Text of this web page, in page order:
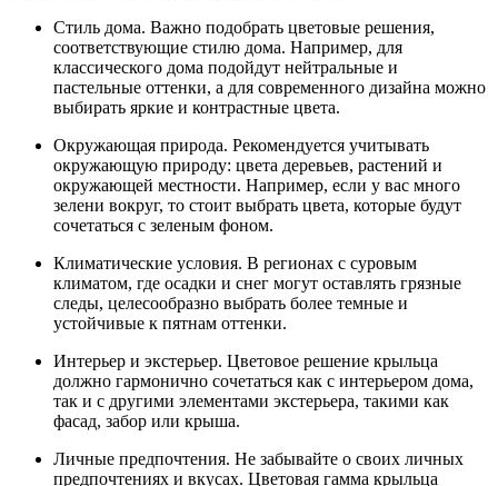
Стиль дома. Важно подобрать цветовые решения,
соответствующие стилю дома. Например, для
классического дома подойдут нейтральные и
пастельные оттенки, а для современного дизайна можно
выбирать яркие и контрастные цвета.
Окружающая природа. Рекомендуется учитывать
окружающую природу: цвета деревьев, растений и
окружающей местности. Например, если у вас много
зелени вокруг, то стоит выбрать цвета, которые будут
сочетаться с зеленым фоном.
Климатические условия. В регионах с суровым
климатом, где осадки и снег могут оставлять грязные
следы, целесообразно выбрать более темные и
устойчивые к пятнам оттенки.
Интерьер и экстерьер. Цветовое решение крыльца
должно гармонично сочетаться как с интерьером дома,
так и с другими элементами экстерьера, такими как
фасад, забор или крыша.
Личные предпочтения. Не забывайте о своих личных
предпочтениях и вкусах. Цветовая гамма крыльца